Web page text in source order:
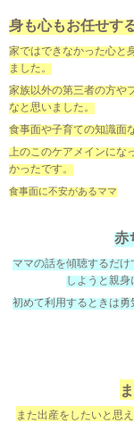
身も心もお任せす
家ではできなかった心と
ました。
家族以外の第三者の方や
なと思いました。
食事面や子育ての知識面
上のこのケアメインにな
かったです。
食事面に不安があるママ
赤
ママの話を傾聴するだ
しようと親身
初めて利用するときは
また出産をしたいと思